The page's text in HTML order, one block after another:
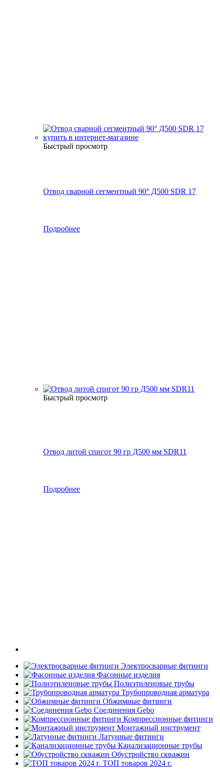
Быстрый просмотр
Отвод сварной сегментный 90° Д500 SDR 17
Подробнее
Быстрый просмотр
Отвод литой спигот 90 гр Д500 мм SDR11
Подробнее
Электросварные фитинги
Фасонные изделия
Полиэтиленовые трубы
Трубопроводная арматура
Обжимные фитинги
Соединения Gebo
Компрессионные фитинги
Монтажный инструмент
Латунные фитинги
Канализационные трубы
Обустройство скважин
ТОП товаров 2024 г.